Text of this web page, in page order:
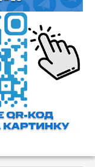
материалов
а также с ссылкой